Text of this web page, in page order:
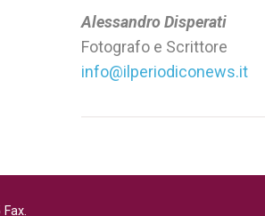
Alessandro Disperati
Fotografo e Scrittore
info@ilperiodiconews.it